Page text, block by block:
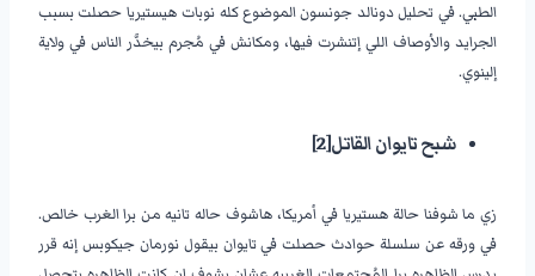
الطبي. في تحليل دونالد جونسون الموضوع كله نوبات هيستيريا حصلت بسبب
الجرايد والأوصاف اللي إتنشرت فيها، ومكانش في مُجرم بيخدَّر الناس في ولاية
إلينوي.
شبح تايوان القاتل[2]
زي ما شوفنا حالة هستيريا في أمريكا، هاشوف حاله تانيه من برا الغرب خالص.
في ورقه عن سلسلة حوادث حصلت في تايوان بيقول نورمان جيكوبس إنه قرر